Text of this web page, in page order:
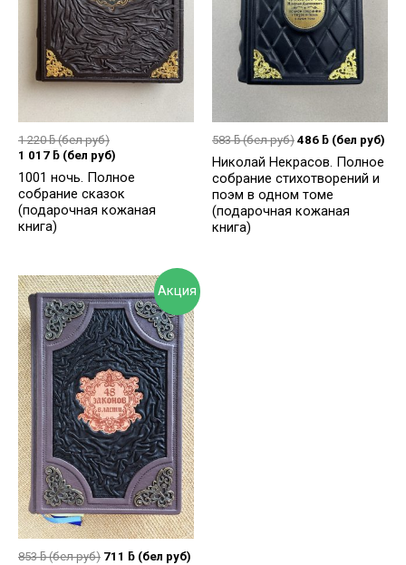
1 220ƃ(бел руб)
1 017 ƃ (бел руб)
1001 ночь. Полное
собрание сказок
(подарочная кожаная
книга)
583ƃ(бел руб) 486 ƃ (бел руб)
Николай Некрасов. Полное
собрание стихотворений и
поэм в одном томе
(подарочная кожаная
книга)
Акция
853ƃ(бел руб) 711 ƃ (бел руб)